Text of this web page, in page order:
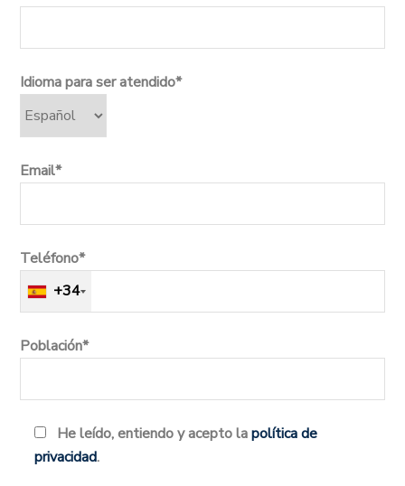
Idioma para ser atendido*
Email*
Teléfono*
+34
Población*
He leído, entiendo y acepto lapolítica de
privacidad.